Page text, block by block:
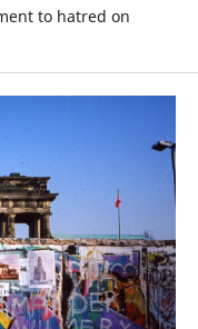
to hatred on